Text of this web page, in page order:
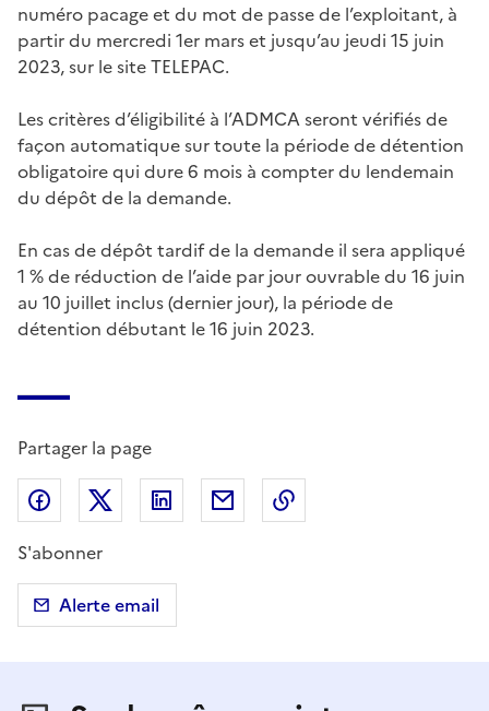
numéro pacage et du mot de passe de l’exploitant, à
partir du mercredi 1er mars et jusqu’au jeudi 15 juin
2023, sur le site TELEPAC.
Les critères d’éligibilité à l’ADMCA seront vérifiés de
façon automatique sur toute la période de détention
obligatoire qui dure 6 mois à compter du lendemain
du dépôt de la demande.
En cas de dépôt tardif de la demande il sera appliqué
1 % de réduction de l’aide par jour ouvrable du 16 juin
au 10 juillet inclus (dernier jour), la période de
détention débutant le 16 juin 2023.
Partager la page
Partager sur Facebook
Partager sur X (anciennement Twitter)
Partager sur LinkedIn
Partager par email
S'abonner
Alerte email